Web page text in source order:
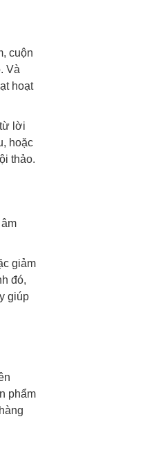
cuộn
Và
hoạt
lời
hoặc
thảo.
giảm
đó,
giúp
phẩm